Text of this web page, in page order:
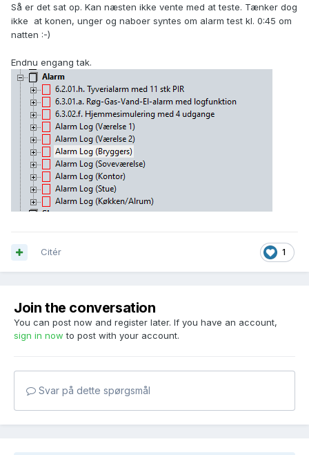
Så er det sat op. Kan næsten ikke vente med at teste. Tænker dog
ikke at konen, unger og naboer syntes om alarm test kl. 0:45 om
natten :-)
Endnu engang tak.
1
Citér
Join the conversation
You can post now and register later. If you have an account,
sign in now to post with your account.
Svar på dette spørgsmål